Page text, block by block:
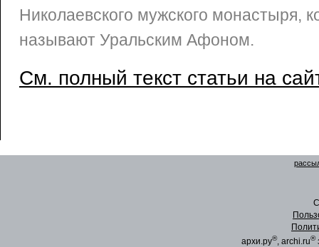
Николаевского мужского монастыря,
называют Уральским Афоном.
См. полный текст статьи на
архи.ру®, archi.ru®